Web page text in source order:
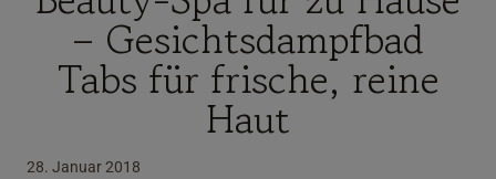
– Gesichtsdampfbad
Tabs für frische, reine
Haut
28. Januar 2018